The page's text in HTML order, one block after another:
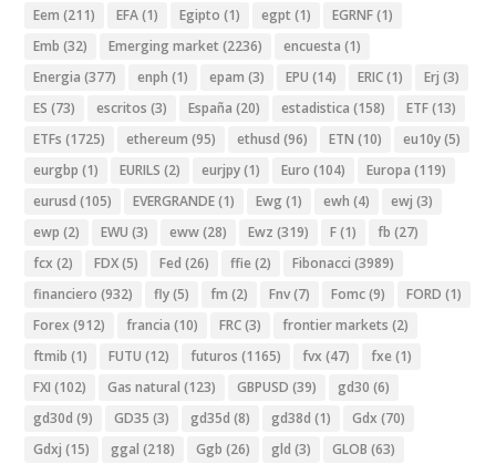
Eem (211) EFA(1) Egipto (1) egpt (1) EGRNF(1)
Emb (32) Emerging market (2236) encuesta (1)
Energia (377) enph (1) epam (3) EPU (14) ERIC(1) Erj (3)
ES (73) escritos (3) España (20) estadistica (158) ETF(13)
ETFs (1725) ethereum (95) ethusd (96) ETN (10) eu10y(5)
eurgbp (1) EURILS (2) eurjpy(1) Euro (104) Europa (119)
eurusd (105) EVERGRANDE(1) Ewg (1) ewh (4) ewj (3)
ewp (2) EWU (3) eww(28) Ewz (319) F(1) fb (27)
fcx (2) FDX(5) Fed (26) ffie (2) Fibonacci (3989)
financiero (932) fly(5) fm (2) Fnv(7) Fomc(9) FORD (1)
Forex (912) francia (10) FRC(3) frontier markets (2)
ftmib (1) FUTU (12) futuros (1165) fvx (47) fxe (1)
FXI (102) Gas natural (123) GBPUSD (39) gd30 (6)
gd30d (9) GD35 (3) gd35d (8) gd38d (1) Gdx (70)
Gdxj (15) ggal (218) Ggb (26) gld (3) GLOB (63)